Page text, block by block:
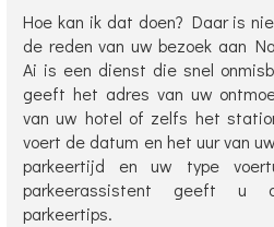
Hoe kan ik dat doen? Daar is
de reden van uw bezoek aan
Ai is een dienst die snel
geeft het adres van uw
van uw hotel of zelfs het
voert de datum en het uur van
parkeertijd en uw type
parkeerassistent geeft u
parkeertips.